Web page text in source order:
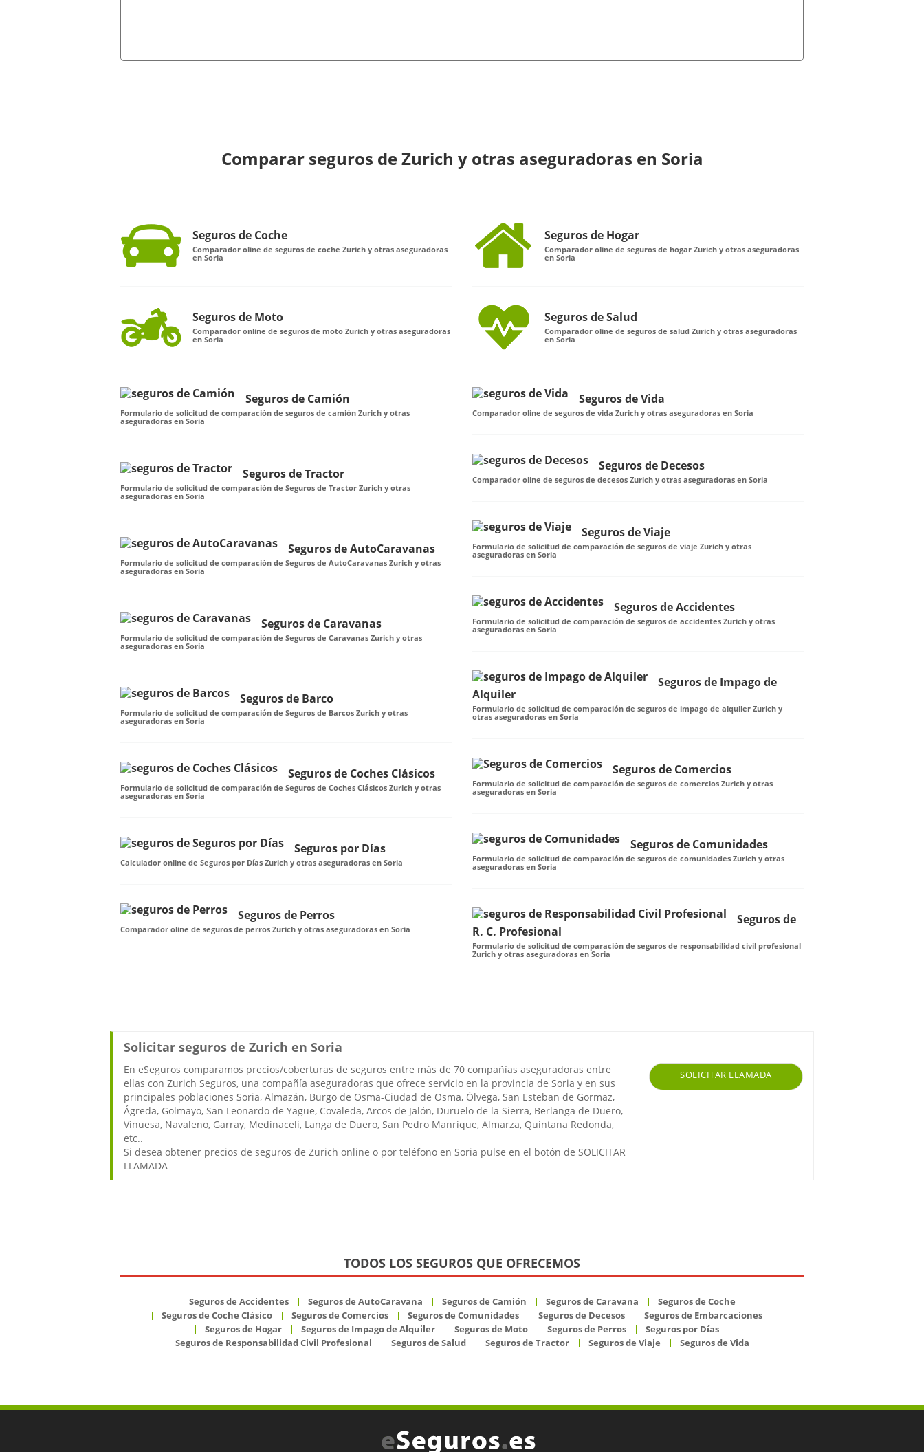
Comparar seguros de Zurich y otras aseguradoras en Soria
Seguros de Coche
Comparador oline de seguros de coche Zurich y otras aseguradoras
en Soria
Seguros de Moto
Comparador online de seguros de moto Zurich y otras aseguradoras
en Soria
Seguros de Camión
Formulario de solicitud de comparación de seguros de camión Zurich y otras
aseguradoras en Soria
Seguros de Tractor
Formulario de solicitud de comparación de Seguros de Tractor Zurich y otras
aseguradoras en Soria
Seguros de AutoCaravanas
Formulario de solicitud de comparación de Seguros de AutoCaravanas Zurich y otras
aseguradoras en Soria
Seguros de Caravanas
Formulario de solicitud de comparación de Seguros de Caravanas Zurich y otras
aseguradoras en Soria
Seguros de Barco
Formulario de solicitud de comparación de Seguros de Barcos Zurich y otras
aseguradoras en Soria
Seguros de Coches Clásicos
Formulario de solicitud de comparación de Seguros de Coches Clásicos Zurich y otras
aseguradoras en Soria
Seguros por Días
Calculador online de Seguros por Días Zurich y otras aseguradoras en Soria
Seguros de Perros
Comparador oline de seguros de perros Zurich y otras aseguradoras en Soria
Seguros de Hogar
Comparador oline de seguros de hogar Zurich y otras aseguradoras
en Soria
Seguros de Salud
Comparador oline de seguros de salud Zurich y otras aseguradoras
en Soria
Seguros de Vida
Comparador oline de seguros de vida Zurich y otras aseguradoras en Soria
Seguros de Decesos
Comparador oline de seguros de decesos Zurich y otras aseguradoras en Soria
Seguros de Viaje
Formulario de solicitud de comparación de seguros de viaje Zurich y otras
aseguradoras en Soria
Seguros de Accidentes
Formulario de solicitud de comparación de seguros de accidentes Zurich y otras
aseguradoras en Soria
Seguros de Impago de
Alquiler
Formulario de solicitud de comparación de seguros de impago de alquiler Zurich y
otras aseguradoras en Soria
Seguros de Comercios
Formulario de solicitud de comparación de seguros de comercios Zurich y otras
aseguradoras en Soria
Seguros de Comunidades
Formulario de solicitud de comparación de seguros de comunidades Zurich y otras
aseguradoras en Soria
Seguros de
R. C. Profesional
Formulario de solicitud de comparación de seguros de responsabilidad civil profesional
Zurich y otras aseguradoras en Soria
Solicitar seguros de Zurich en Soria
En eSeguros comparamos precios/coberturas de seguros entre más de 70 compañías aseguradoras entre
ellas con Zurich Seguros, una compañía aseguradoras que ofrece servicio en la provincia de Soria y en sus
principales poblaciones Soria, Almazán, Burgo de Osma-Ciudad de Osma, Ólvega, San Esteban de Gormaz,
Ágreda, Golmayo, San Leonardo de Yagüe, Covaleda, Arcos de Jalón, Duruelo de la Sierra, Berlanga de Duero,
Vinuesa, Navaleno, Garray, Medinaceli, Langa de Duero, San Pedro Manrique, Almarza, Quintana Redonda,
etc..
Si desea obtener precios de seguros de Zurich online o por teléfono en Soria pulse en el botón de SOLICITAR
LLAMADA
SOLICITAR LLAMADA
TODOS LOS SEGUROS QUE OFRECEMOS
Seguros de Accidentes Seguros de AutoCaravana Seguros de Camión Seguros de Caravana
Seguros de Coche
Seguros de Coche Clásico
Seguros de Comercios Seguros de Comunidades Seguros de Decesos
Seguros de Embarcaciones
Seguros de Hogar
Seguros de Impago de Alquiler Seguros de Moto Seguros de Perros
Seguros por Días
Seguros de Responsabilidad Civil Profesional
Seguros de Salud Seguros de Tractor Seguros de Viaje Seguros de Vida